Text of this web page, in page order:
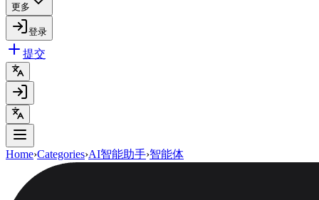
更多
登录
提交
Home›Categories›AI智能助手›智能体